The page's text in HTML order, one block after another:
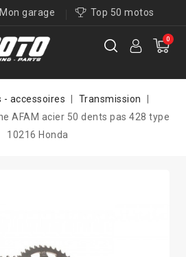
Mon garage Top 50 motos
0
- accessoires
Transmission
AFAM acier 50 dents pas 428 type
10216 Honda